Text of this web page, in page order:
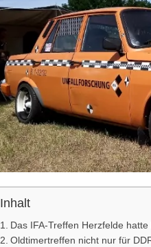
Inhalt
Das IFA-Treffen Herzfelde
Oldtimertreffen nicht nur für